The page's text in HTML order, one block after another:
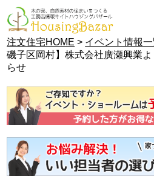
注文住宅HOME > イベント情報
磯子区岡村】株式会社廣瀬興業
らせ